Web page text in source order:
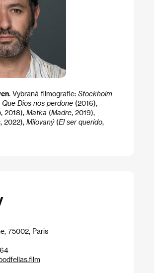
. Vybraná filmografie: Stockholm
Que Dios nos perdone(2016),
, 2018), Matka (Madre, 2019),
, 2022), Milovaný​(El ser querido,
75002, Paris